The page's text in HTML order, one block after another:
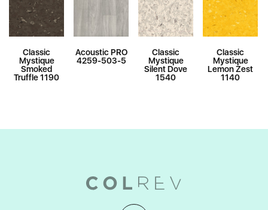
Classic
Mystique
Smoked
Truffle 1190
Acoustic PRO
4259-503-5
Classic
Mystique
Silent Dove
1540
Classic
Mystique
Lemon Zest
1140